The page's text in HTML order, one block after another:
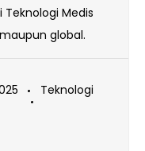
Medis
global.
Teknologi